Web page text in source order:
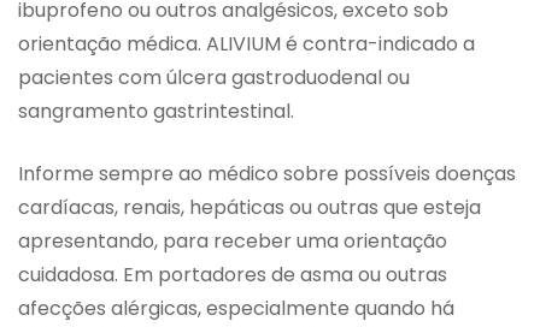
ibuprofeno ou outros analgésicos, exceto sob
orientação médica. ALIVIUM é contra-indicado a
pacientes com úlcera gastroduodenal ou
sangramento gastrintestinal.
Informe sempre ao médico sobre possíveis doenças
cardíacas, renais, hepáticas ou outras que esteja
apresentando, para receber uma orientação
cuidadosa. Em portadores de asma ou outras
afecções alérgicas, especialmente quando há